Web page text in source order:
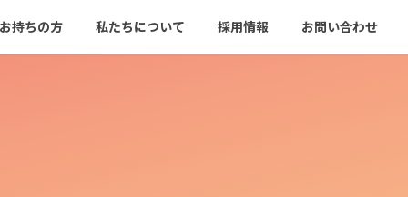
持ちの方 私たちについて 採用情報 お問い合わせ